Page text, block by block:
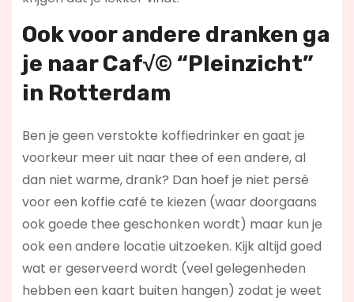
Ook voor andere dranken ga
je naar Caf√© “Pleinzicht”
in Rotterdam
Ben je geen verstokte koffiedrinker en gaat je
voorkeur meer uit naar thee of een andere, al
dan niet warme, drank? Dan hoef je niet persé
voor een koffie café te kiezen (waar doorgaans
ook goede thee geschonken wordt) maar kun je
ook een andere locatie uitzoeken. Kijk altijd goed
wat er geserveerd wordt (veel gelegenheden
hebben een kaart buiten hangen) zodat je weet